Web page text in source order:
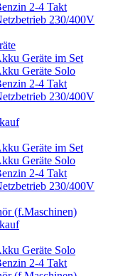
2-4 Takt
230/400V
Geräte im Set
Geräte Solo
2-4 Takt
230/400V
Geräte im Set
Geräte Solo
2-4 Takt
230/400V
(f.Maschinen)
Geräte Solo
2-4 Takt